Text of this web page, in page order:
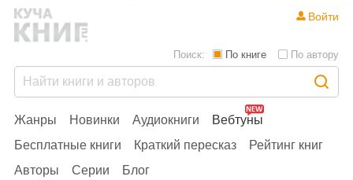
Жанры Новинки Аудиокниги
Вебтуны
Бесплатные книги
Краткий пересказ
Рейтинг книг
Авторы
Серии Блог
Поиск: По книге По автору
Войти